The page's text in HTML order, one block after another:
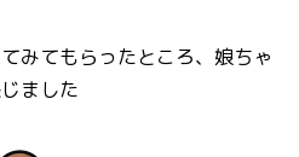
みてもらったところ、娘ちゃ
ました